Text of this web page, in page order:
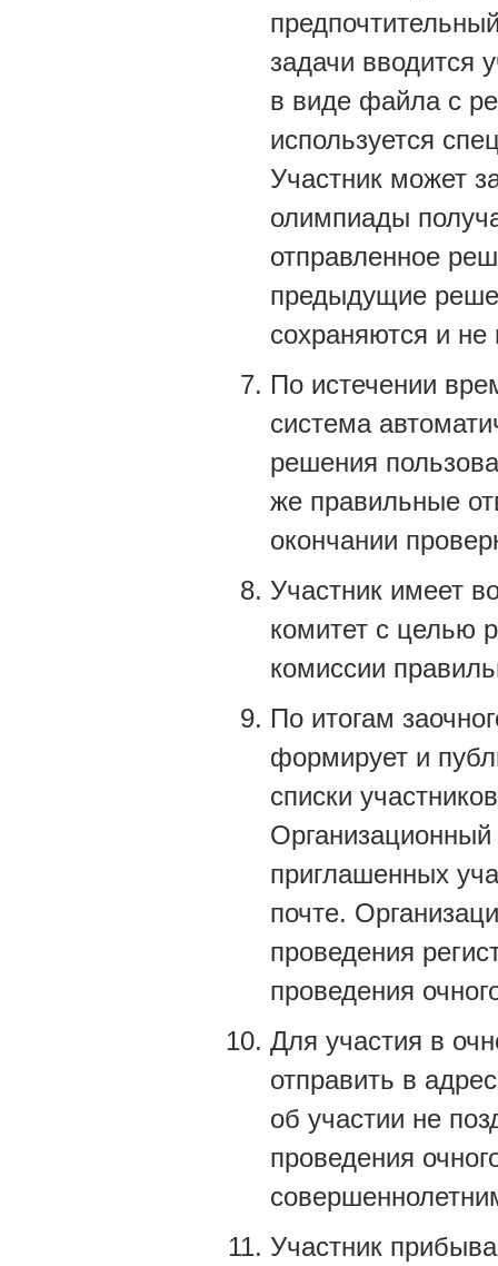
задачи вводится
в виде файла с
используется
Участник может
олимпиады
отправленное
предыдущие
сохраняются и не
По истечении
система
решения
же правильные
окончании
Участник имеет
комитет с целью
комиссии
По итогам
формирует и
списки
приглашенных
почте.
проведения
проведения
Для участия в
отправить в
об участии не
проведения
Участник